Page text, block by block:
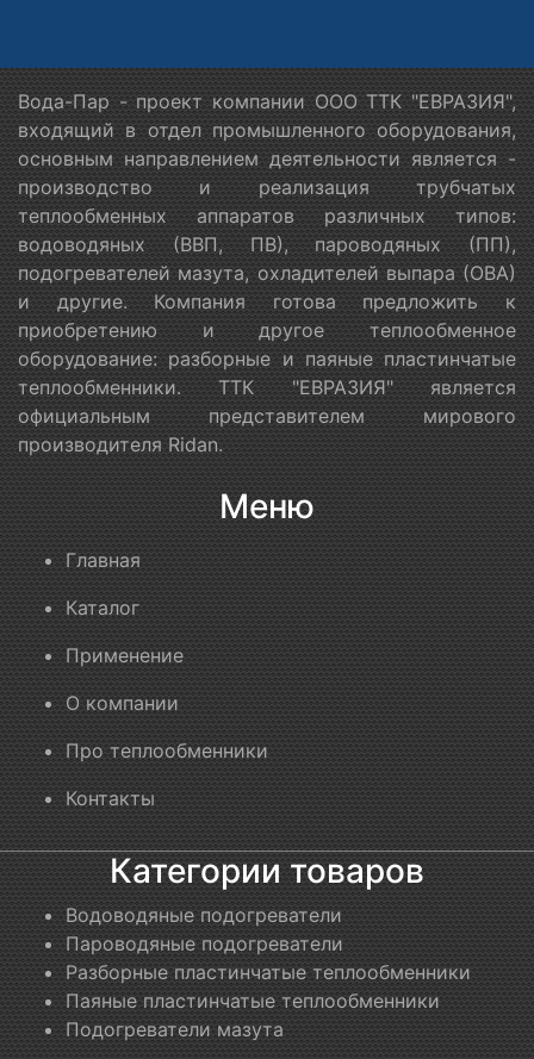
Вода-Пар - проект компании ООО ТТК "ЕВРАЗИЯ",
входящий в отдел промышленного оборудования,
основным направлением деятельности является -
производство и реализация трубчатых
теплообменных аппаратов различных типов:
водоводяных (ВВП, ПВ), пароводяных (ПП),
подогревателей мазута, охладителей выпара (ОВА)
и другие. Компания готова предложить к
приобретению и другое теплообменное
оборудование: разборные и паяные пластинчатые
теплообменники. ТТК "ЕВРАЗИЯ" является
официальным представителем мирового
производителя Ridan.
Меню
Главная
Каталог
Применение
О компании
Про теплообменники
Контакты
Категории товаров
Водоводяные подогреватели
Пароводяные подогреватели
Разборные пластинчатые теплообменники
Паяные пластинчатые теплообменники
Подогреватели мазута